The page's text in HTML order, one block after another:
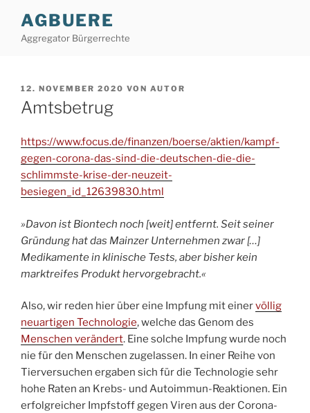
Inhalt
springen
AGBUERE
Aggregator Bürgerrechte
VERÖFFENTLICHT
AM
12. NOVEMBER 2020 VON AUTOR
Amtsbetrug
https://www.focus.de/finanzen/boerse/aktien/kampf-
gegen-corona-das-sind-die-deutschen-die-die-
schlimmste-krise-der-neuzeit-
besiegen_id_12639830.html
»Davon ist Biontech noch [weit] entfernt. Seit seiner
Gründung hat das Mainzer Unternehmen zwar […]
Medikamente in klinische Tests, aber bisher kein
marktreifes Produkt hervorgebracht.«
Also, wir reden hier über eine Impfung mit einervöllig
neuartigen Technologie, welche das Genom des
Menschen verändert. Eine solche Impfung wurde noch
nie für den Menschen zugelassen. In einer Reihe von
Tierversuchen ergaben sich für die Technologie sehr
hohe Raten an Krebs- und Autoimmun-Reaktionen. Ein
erfolgreicher Impfstoff gegen Viren aus der Corona-